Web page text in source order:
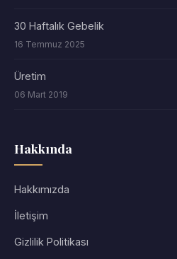
30 Haftalık Gebelik
16 Temmuz 2025
Üretim
06 Mart 2019
Hakkında
Hakkımızda
İletişim
Gizlilik Politikası